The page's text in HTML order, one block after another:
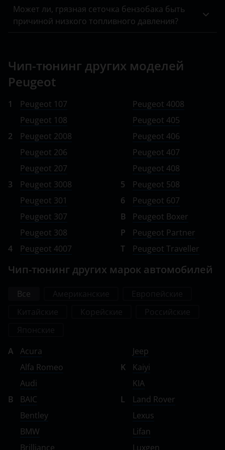
Peugeot
Renault
Saab
Seat
Smart
SsangYong
Subaru
Tank
Toyota
Volkswagen
Volvo
ZX
ВАЗ (LADA)
ГАЗ
ЗАЗ
ТагАЗ
Может ли, грязная сеточка бензобака быть
причиной низкого топливного давления?
Чип-тюнинг других моделей
Peugeot
1
Peugeot 107
Peugeot 108
2
Peugeot 2008
Peugeot 206
Peugeot 207
3
Peugeot 3008
Peugeot 301
Peugeot 307
Peugeot 308
4
Peugeot 4007
Peugeot 4008
Peugeot 405
Peugeot 406
Peugeot 407
Peugeot 408
5
Peugeot 508
6
Peugeot 607
B
Peugeot Boxer
P
Peugeot Partner
T
Peugeot Traveller
Чип-тюнинг других марок автомобилей
Все
A
Acura
Alfa Romeo
Audi
B
BAIC
Bentley
BMW
Brilliance
Jeep
K
Kaiyi
KIA
L
Land Rover
Lexus
Lifan
Luxgen